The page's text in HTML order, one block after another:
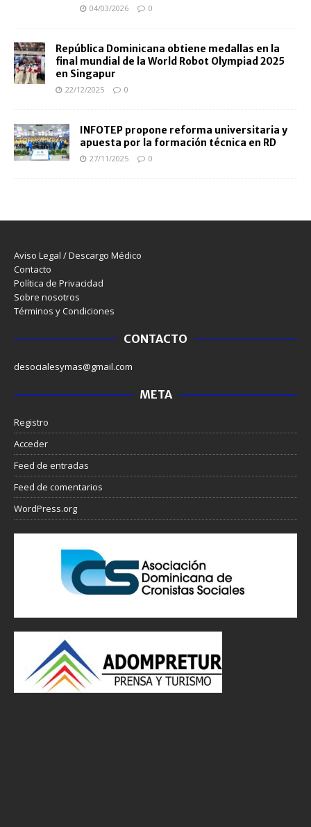
04/03/2026 0
República Dominicana obtiene medallas en la
final mundial de la World Robot Olympiad 2025
en Singapur
22/12/2025 0
INFOTEP propone reforma universitaria y
apuesta por la formación técnica en RD
27/11/2025 0
Aviso Legal / Descargo Médico
Contacto
Política de Privacidad
Sobre nosotros
Términos y Condiciones
CONTACTO
desocialesymas@gmail.com
META
Registro
Acceder
Feed de entradas
Feed de comentarios
WordPress.org